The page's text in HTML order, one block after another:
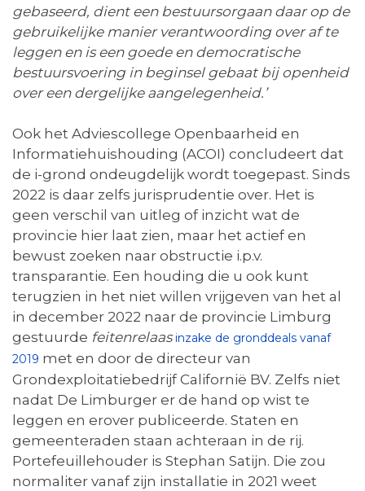
gebaseerd, dient een bestuursorgaan daar op de
gebruikelijke manier verantwoording over af te
leggen en is een goede en democratische
bestuursvoering in beginsel gebaat bij openheid
over een dergelijke aangelegenheid.’
Ook het Adviescollege Openbaarheid en
Informatiehuishouding (ACOI) concludeert dat
de i-grond ondeugdelijk wordt toegepast. Sinds
2022 is daar zelfs jurisprudentie over. Het is
geen verschil van uitleg of inzicht wat de
provincie hier laat zien, maar het actief en
bewust zoeken naar obstructie i.p.v.
transparantie. Een houding die u ook kunt
terugzien in het niet willen vrijgeven van het al
in december 2022 naar de provincie Limburg
gestuurde feitenrelaas inzake de gronddeals vanaf
2019 met en door de directeur van
Grondexploitatiebedrijf Californië BV. Zelfs niet
nadat De Limburger er de hand op wist te
leggen en erover publiceerde. Staten en
gemeenteraden staan achteraan in de rij.
Portefeuillehouder is Stephan Satijn. Die zou
normaliter vanaf zijn installatie in 2021 weet